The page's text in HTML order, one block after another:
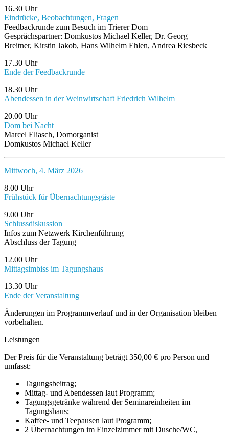
16.30 Uhr
Eindrücke, Beobachtungen, Fragen
Feedbackrunde zum Besuch im Trierer Dom
Gesprächspartner: Domkustos Michael Keller, Dr. Georg
Breitner, Kirstin Jakob, Hans Wilhelm Ehlen, Andrea Riesbeck
17.30 Uhr
Ende der Feedbackrunde
18.30 Uhr
Abendessen in der Weinwirtschaft Friedrich Wilhelm
20.00 Uhr
Dom bei Nacht
Marcel Eliasch, Domorganist
Domkustos Michael Keller
Mittwoch, 4. März 2026
8.00 Uhr
Frühstück für Übernachtungsgäste
9.00 Uhr
Schlussdiskussion
Infos zum Netzwerk Kirchenführung
Abschluss der Tagung
12.00 Uhr
Mittagsimbiss im Tagungshaus
13.30 Uhr
Ende der Veranstaltung
Änderungen im Programmverlauf und in der Organisation bleiben
vorbehalten.
Leistungen
Der Preis für die Veranstaltung beträgt 350,00 € pro Person und
umfasst:
Tagungsbeitrag;
Mittag- und Abendessen laut Programm;
Tagungsgetränke während der Seminareinheiten im
Tagungshaus;
Kaffee- und Teepausen laut Programm;
2 Übernachtungen im Einzelzimmer mit Dusche/WC,